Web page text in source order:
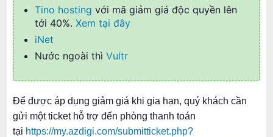
Tino hosting với mã giảm giá độc quyền lên
tới 40%. Xem tại đây
iNet
Nước ngoài thì Vultr
Để được áp dụng giảm giá khi gia hạn, quý khách cần
gửi một ticket hỗ trợ đến phòng thanh toán
tại https://my.azdigi.com/submitticket.php?